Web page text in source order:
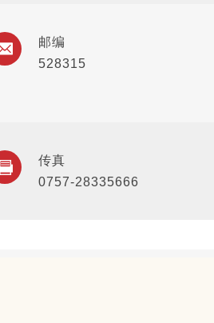
邮编
528315
传真
0757-28335666